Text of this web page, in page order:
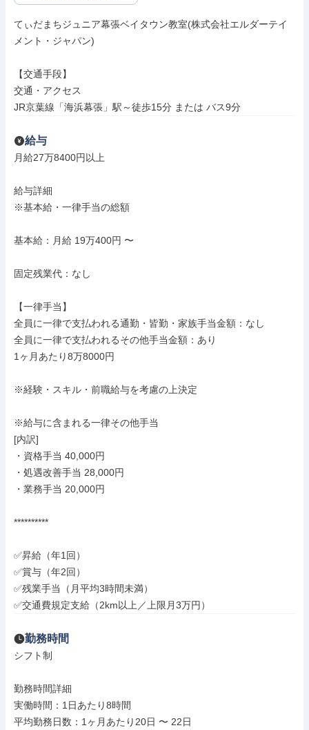
てぃだまちジュニア幕張ベイタウン教室(株式会社エルダーテイ
メント・ジャパン)
【交通手段】
交通・アクセス
JR京葉線「海浜幕張」駅～徒歩15分 または バス9分
給与
月給27万8400円以上
給与詳細
※基本給・一律手当の総額
基本給：月給 19万400円 〜
固定残業代：なし
【一律手当】
全員に一律で支払われる通勤・皆勤・家族手当金額：なし
全員に一律で支払われるその他手当金額：あり
1ヶ月あたり8万8000円
※経験・スキル・前職給与を考慮の上決定
※給与に含まれる一律その他手当
[内訳]
・資格手当 40,000円
・処遇改善手当 28,000円
・業務手当 20,000円
**********
✅昇給（年1回）
✅賞与（年2回）
✅残業手当（月平均3時間未満）
✅交通費規定支給（2km以上／上限月3万円）
勤務時間
シフト制
勤務時間詳細
実働時間：1日あたり8時間
平均勤務日数：1ヶ月あたり20日 〜 22日